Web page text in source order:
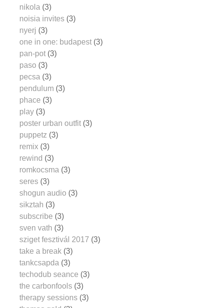
nikola (3)
noisia invites (3)
nyerj (3)
one in one: budapest (3)
pan-pot (3)
paso (3)
pecsa (3)
pendulum (3)
phace (3)
play (3)
poster urban outfit (3)
puppetz (3)
remix (3)
rewind (3)
romkocsma (3)
seres (3)
shogun audio (3)
sikztah (3)
subscribe (3)
sven vath (3)
sziget fesztivál 2017 (3)
take a break (3)
tankcsapda (3)
techodub seance (3)
the carbonfools (3)
therapy sessions (3)